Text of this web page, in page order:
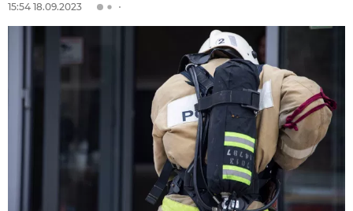
15:54 18.09.2023